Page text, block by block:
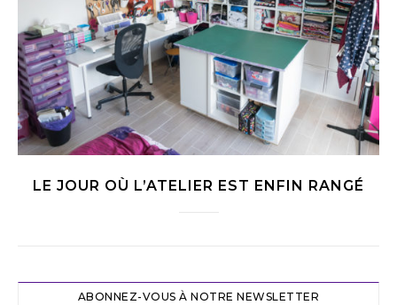
LE JOUR OÙ L’ATELIER EST ENFIN RANGÉ
ABONNEZ-VOUS À NOTRE NEWSLETTER